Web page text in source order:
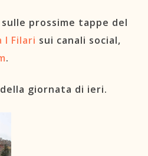
prossime tappe del
I Filari sui canali social,
.
giornata di ieri.